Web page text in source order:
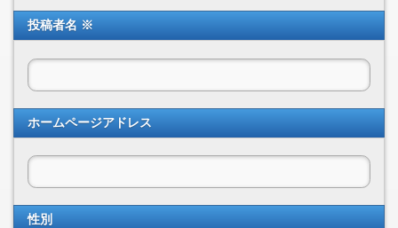
投稿者名 ※
ホームページアドレス
性別